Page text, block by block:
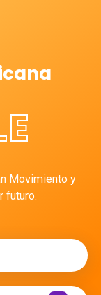
Movimiento y
futuro.